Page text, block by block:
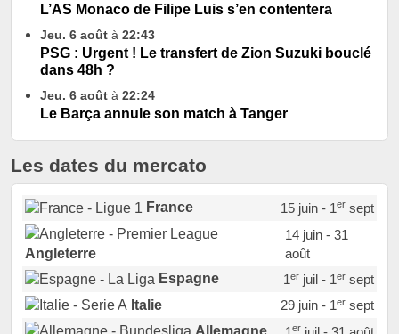
L’AS Monaco de Filipe Luis s’en contentera
Jeu. 6 août à 22:43
PSG : Urgent ! Le transfert de Zion Suzuki bouclé
dans 48h ?
Jeu. 6 août à 22:24
Le Barça annule son match à Tanger
Les dates du mercato
France 15 juin - 1ersept
Angleterre
14 juin - 31
août
Espagne
1erjuil - 1ersept
Italie
29 juin - 1ersept
Allemagne
er